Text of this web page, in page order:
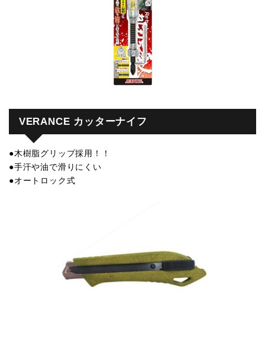
VERANCE カッターナイフ
●木樹脂グリップ採用！！
●手汗や油で滑りにくい
●オートロック式